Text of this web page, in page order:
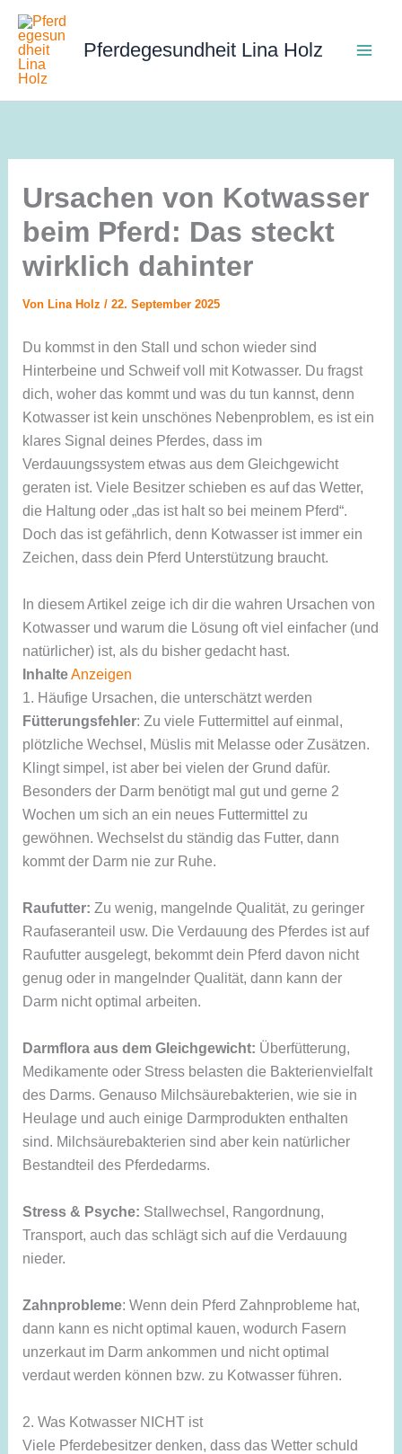
Inhalt
springen
Pferdegesundheit Lina Holz
Ursachen von Kotwasser
beim Pferd: Das steckt
wirklich dahinter
Von Lina Holz / 22. September 2025
Du kommst in den Stall und schon wieder sind
Hinterbeine und Schweif voll mit Kotwasser. Du fragst
dich, woher das kommt und was du tun kannst, denn
Kotwasser ist kein unschönes Nebenproblem, es ist ein
klares Signal deines Pferdes, dass im
Verdauungssystem etwas aus dem Gleichgewicht
geraten ist. Viele Besitzer schieben es auf das Wetter,
die Haltung oder „das ist halt so bei meinem Pferd“.
Doch das ist gefährlich, denn Kotwasser ist immer ein
Zeichen, dass dein Pferd Unterstützung braucht.
In diesem Artikel zeige ich dir die wahren Ursachen von
Kotwasser und warum die Lösung oft viel einfacher (und
natürlicher) ist, als du bisher gedacht hast.
InhalteAnzeigen
1. Häufige Ursachen, die unterschätzt werden
Fütterungsfehler: Zu viele Futtermittel auf einmal,
plötzliche Wechsel, Müslis mit Melasse oder Zusätzen.
Klingt simpel, ist aber bei vielen der Grund dafür.
Besonders der Darm benötigt mal gut und gerne 2
Wochen um sich an ein neues Futtermittel zu
gewöhnen. Wechselst du ständig das Futter, dann
kommt der Darm nie zur Ruhe.
Raufutter: Zu wenig, mangelnde Qualität, zu geringer
Raufaseranteil usw. Die Verdauung des Pferdes ist auf
Raufutter ausgelegt, bekommt dein Pferd davon nicht
genug oder in mangelnder Qualität, dann kann der
Darm nicht optimal arbeiten.
Darmflora aus dem Gleichgewicht: Überfütterung,
Medikamente oder Stress belasten die Bakterienvielfalt
des Darms. Genauso Milchsäurebakterien, wie sie in
Heulage und auch einige Darmprodukten enthalten
sind. Milchsäurebakterien sind aber kein natürlicher
Bestandteil des Pferdedarms.
Stress & Psyche: Stallwechsel, Rangordnung,
Transport, auch das schlägt sich auf die Verdauung
nieder.
Zahnprobleme: Wenn dein Pferd Zahnprobleme hat,
dann kann es nicht optimal kauen, wodurch Fasern
unzerkaut im Darm ankommen und nicht optimal
verdaut werden können bzw. zu Kotwasser führen.
2. Was Kotwasser NICHT ist
Viele Pferdebesitzer denken, dass das Wetter schuld